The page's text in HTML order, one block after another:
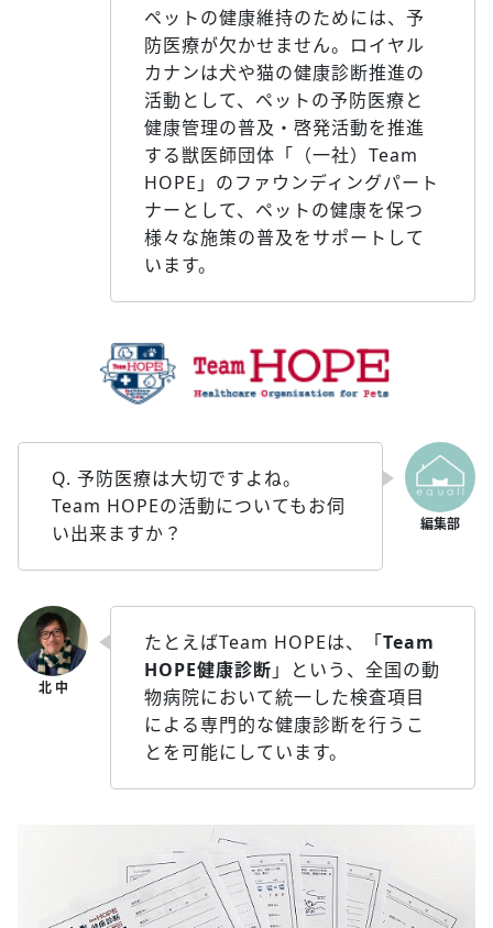
ペットの健康維持のためには、予
防医療が欠かせません。ロイヤル
カナンは犬や猫の健康診断推進の
活動として、ペットの予防医療と
健康管理の普及・啓発活動を推進
する獣医師団体「（一社）Team
HOPE」のファウンディングパート
ナーとして、ペットの健康を保つ
様々な施策の普及をサポートして
います。
Q. 予防医療は大切ですよね。
Team HOPEの活動についてもお伺
い出来ますか？
たとえばTeam HOPEは、「Team
HOPE健康診断 」という、全国の動
物病院において統一した検査項目
による専門的な健康診断を行うこ
とを可能にしています。